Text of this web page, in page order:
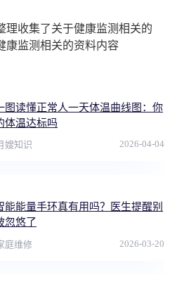
理收集了关于健康监测相关的
康监测相关的资料内容
图读懂正常人一天体温曲线图：你
体温达标吗
嫂知识 2026-04-04
能能量手环真有用吗？医生提醒别
忽悠了
庭维修 2026-03-20